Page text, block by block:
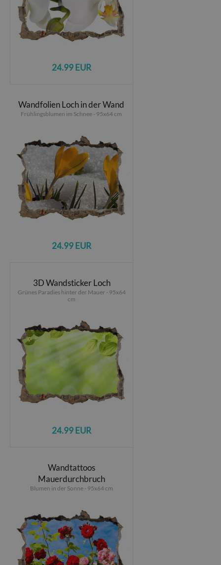
24.99 EUR
Wandfolien Loch in der Wand
Frühlingsblumen im Schnee - 95x64 cm
24.99 EUR
3D Wandsticker Loch
Grünes Paradies hinter der Mauer - 95x64
cm
24.99 EUR
Wandtattoos
Mauerdurchbruch
Blumen in der Sonne - 95x64 cm